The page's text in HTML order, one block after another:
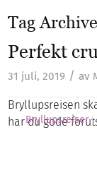
Tag
Perfekt
31 juli, 2019 / av
Bryllupsreisen
har du gode
Bryllupsreiser